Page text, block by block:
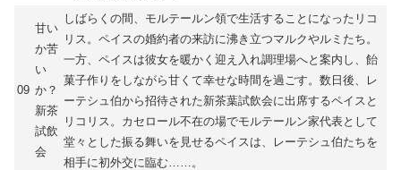
09
甘い
か苦
い
か？
新茶
試飲
会
しばらくの間、モルテールン領で生活することになったリコ
リス。ペイスの婚約者の来訪に沸き立つマルクやルミたち。
一方、ペイスは彼女を暖かく迎え入れ調理場へと案内し、飴
菓子作りをしながら甘くて幸せな時間を過ごす。数日後、レ
ーテシュ伯から招待された新茶葉試飲会に出席するペイスと
リコリス。カセロール不在の場でモルテールン家代表として
堂々とした振る舞いを見せるペイスは、レーテシュ伯たちを
相手に初外交に臨む……。